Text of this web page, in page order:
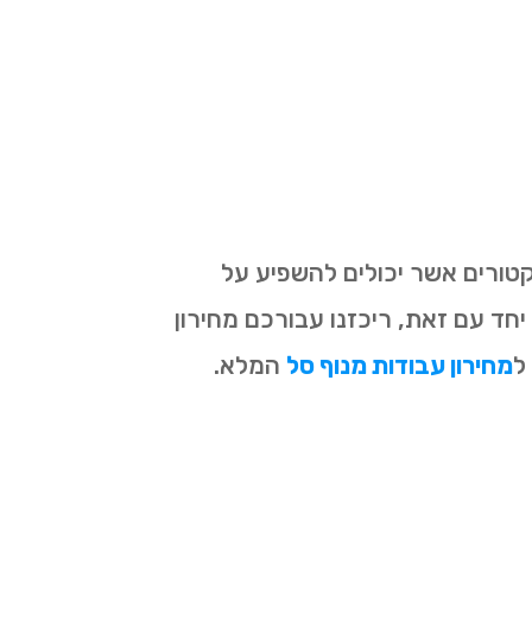
אשר יכולים להשפיע על
עם זאת, ריכזנו עבורכם מחירון
למחירון עבודות מנוף סל המלא.